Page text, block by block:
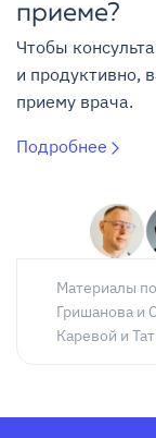
приеме?
Чтобы
и продуктивно,
приему врача.
Подробнее
Материалы
Гришанова и
Каревой и